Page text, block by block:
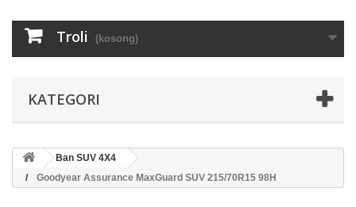
Troli (kosong)
KATEGORI
Ban SUV 4X4
Goodyear Assurance MaxGuard SUV 215/70R15 98H